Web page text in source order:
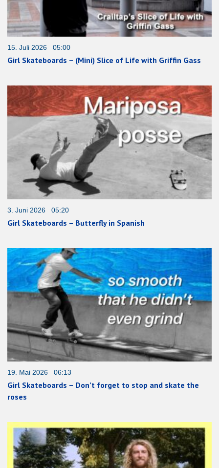
15. Juli 2026 05:00
Girl Skateboards – (Mini) Slice of Life with Griffin Gass
3. Juni 2026 05:20
Girl Skateboards – Butterfly in Spanish
19. Mai 2026 06:13
Girl Skateboards – Don’t forget to stop and skate the
roses